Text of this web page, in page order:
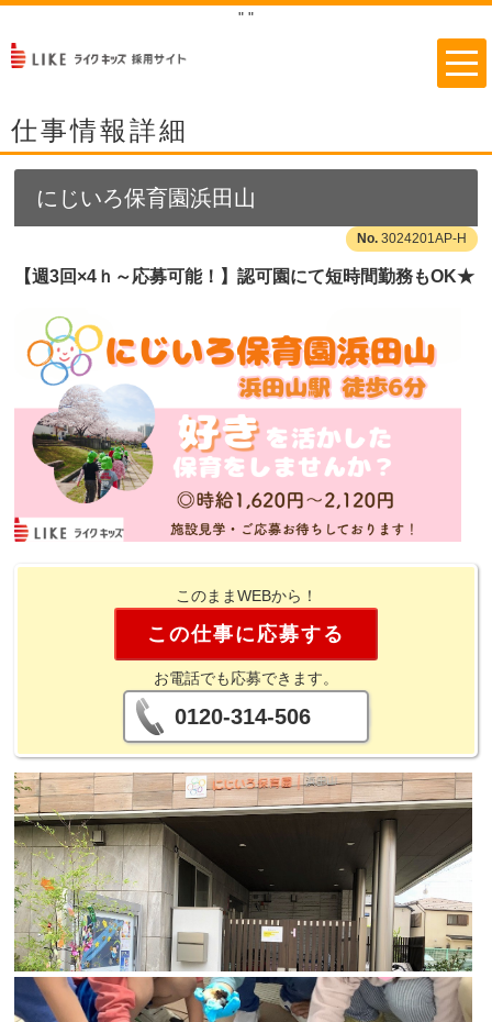
" "
仕事情報詳細
にじいろ保育園浜田山
3024201AP-H
【週3回×4ｈ～応募可能！】認可園にて短時間勤務もOK★
このままWEBから！
この仕事に応募する
お電話でも応募できます。
0120-314-506